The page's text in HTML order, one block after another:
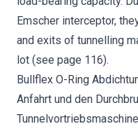
Emscher interceptor,
and exits of tunnelling
lot (see page 116).
Bullflex O-Ring
Anfahrt und den